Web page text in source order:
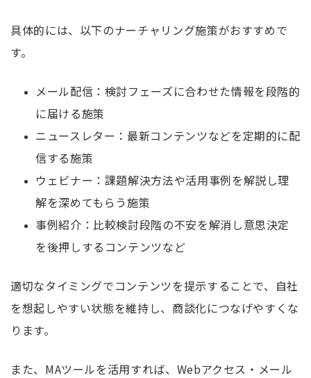
具体的には、以下のナーチャリング施策がおすすめで
す。
メール配信：検討フェーズに合わせた情報を段階的
に届ける施策
ニュースレター：最新コンテンツなどを定期的に配
信する施策
ウェビナー：課題解決方法や活用事例を解説し理
解を深めてもらう施策
事例紹介：比較検討段階の不安を解消し意思決定
を後押しするコンテンツなど
適切なタイミングでコンテンツを提示することで、自社
を想起しやすい状態を維持し、商談化につなげやすくな
ります。
また、MAツールを活用すれば、Webアクセス・メール